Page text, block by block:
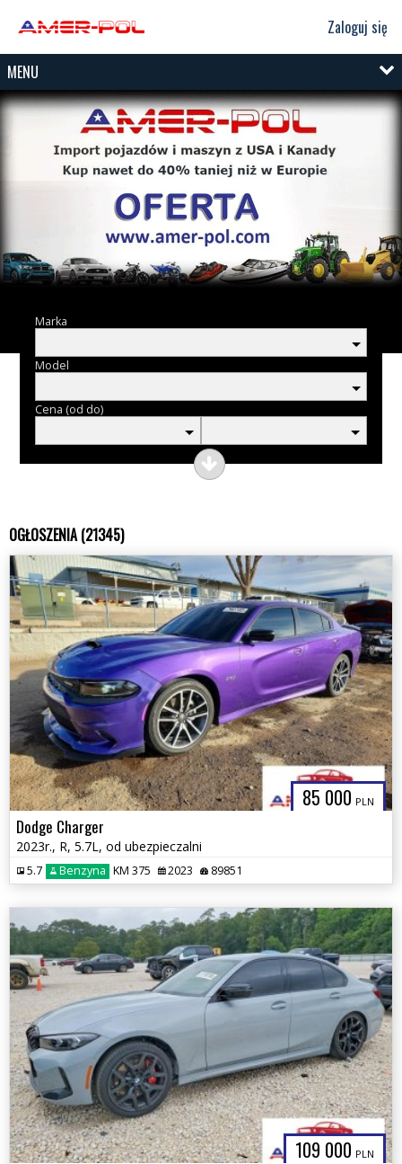
Zaloguj się
MENU
Marka
Model
Cena (od do)
OGŁOSZENIA (21345)
85 000 PLN
Dodge Charger
2023r., R, 5.7L, od ubezpieczalni
5.7 Benzyna KM 375 2023 89851
109 000 PLN